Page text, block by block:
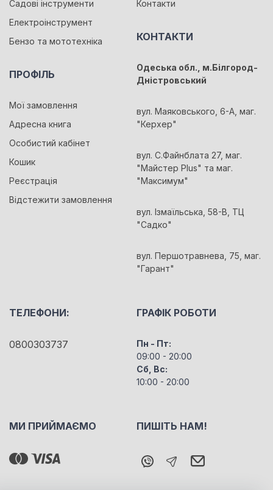
Садові інструменти
Електроінструмент
Бензо та мототехніка
ПРОФІЛЬ
Мої замовлення
Адресна книга
Особистий кабінет
Кошик
Реєстрація
Відстежити замовлення
Контакти
КОНТАКТИ
Одеська обл., м.Білгород-
Дністровський
вул. Маяковського, 6-А, маг.
"Керхер"
вул. С.Файнблата 27, маг.
"Майстер Plus" та маг.
"Максимум"
вул. Ізмаїльська, 58-В, ТЦ
"Садко"
вул. Першотравнева, 75, маг.
"Гарант"
ТЕЛЕФОНИ:
0800303737
ГРАФІК РОБОТИ
Пн - Пт:
09:00 - 20:00
Сб, Вс:
10:00 - 20:00
МИ ПРИЙМАЄМО ПИШІТЬ НАМ!